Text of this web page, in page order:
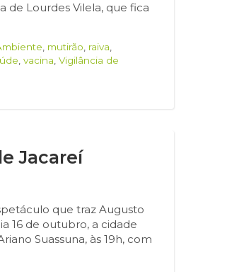
de Lourdes Vilela, que fica
mutirão raiva
vacina Vigilância de
Jacareí
que traz Augusto
16 de outubro, a cidade
Suassuna, às 19h, com